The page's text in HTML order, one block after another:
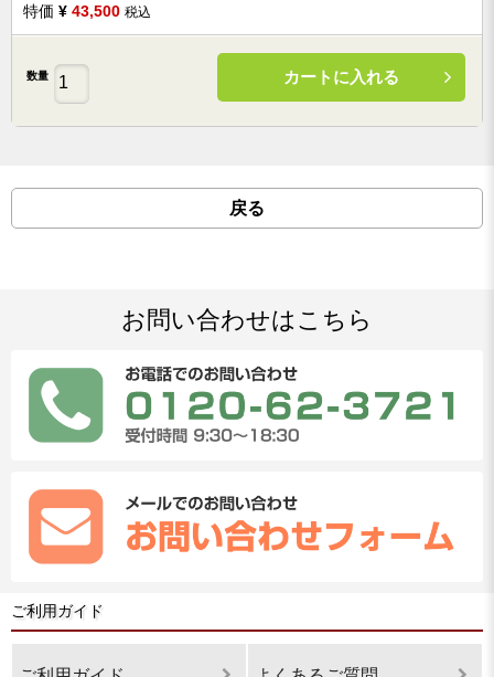
特価 ¥ 43,500 税込
数量 カートに入れる
戻る
お問い合わせはこちら
ご利用ガイド